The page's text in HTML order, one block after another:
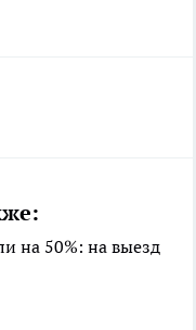
на 50%: на выезд